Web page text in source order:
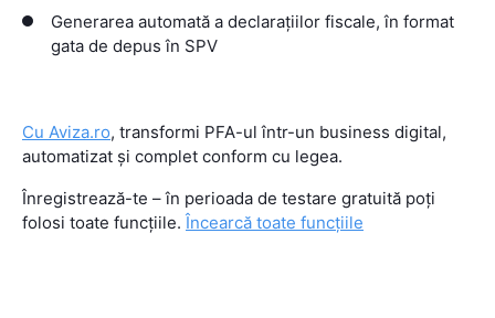
Generarea automată a declarațiilor fiscale, în format
gata de depus în SPV
Cu Aviza.ro, transformi PFA-ul într-un business digital,
automatizat și complet conform cu legea.
Înregistrează-te – în perioada de testare gratuită poți
folosi toate funcțiile. Încearcă toate funcțiile